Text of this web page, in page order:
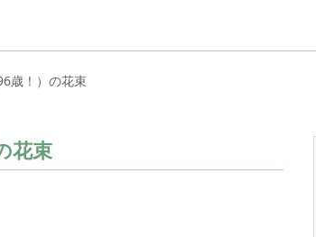
歳！）の花束
花束